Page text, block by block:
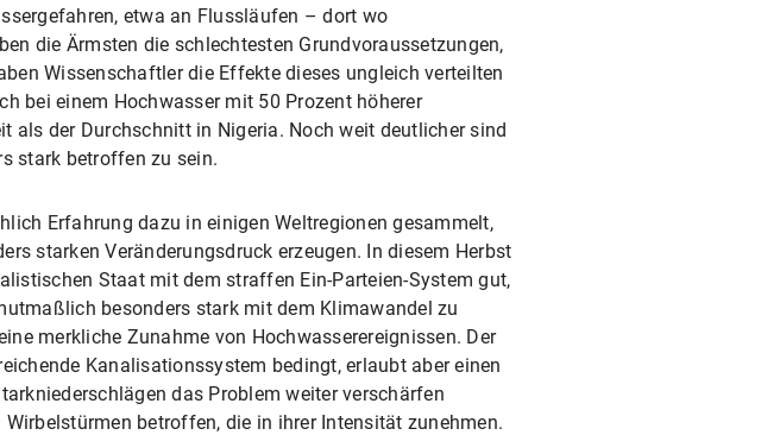
etwa an Flussläufen – dort wo
die Ärmsten die schlechtesten Grundvoraussetzungen,
Wissenschaftler die Effekte dieses ungleich verteilten
bei einem Hochwasser mit 50 Prozent höherer
als der Durchschnitt in Nigeria. Noch weit deutlicher sind
stark betroffen zu sein.
Erfahrung dazu in einigen Weltregionen gesammelt,
starken Veränderungsdruck erzeugen. In diesem Herbst
Staat mit dem straffen Ein-Parteien-System gut,
besonders stark mit dem Klimawandel zu
merkliche Zunahme von Hochwasserereignissen. Der
Kanalisationssystem bedingt, erlaubt aber einen
das Problem weiter verschärfen
betroffen, die in ihrer Intensität zunehmen.